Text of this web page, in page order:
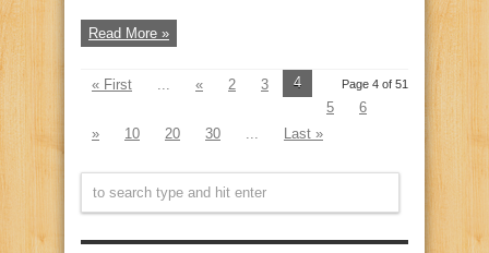
Read More »
Page 4 of 51
« First « 2 3
4
5
6
»
10 20 30 Last »